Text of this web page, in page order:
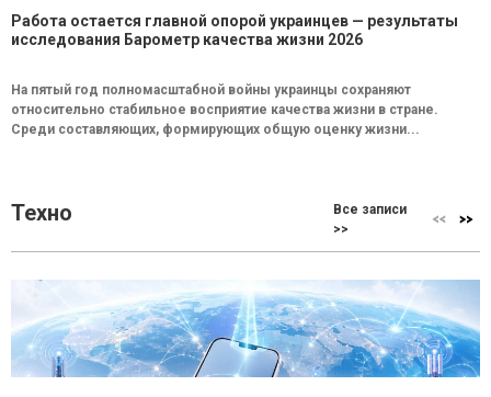
Работа остается главной опорой украинцев — результаты
исследования Барометр качества жизни 2026
На пятый год полномасштабной войны украинцы сохраняют
относительно стабильное восприятие качества жизни в стране.
Среди составляющих, формирующих общую оценку жизни...
Техно
Все записи
>>